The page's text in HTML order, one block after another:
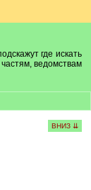
где искать
ведомствам
ВНИЗ ⇊